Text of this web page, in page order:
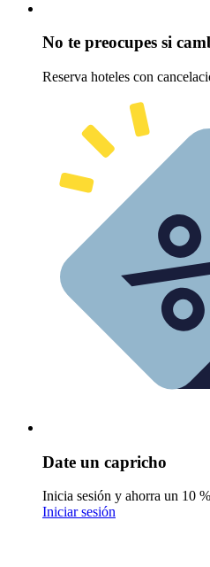
No te preocupes si
Reserva hoteles con
Date un capricho
Inicia sesión y ahorra un 10
Iniciar sesión